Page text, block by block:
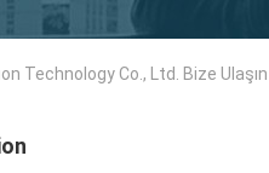
Technology Co., Ltd. Bize Ulaşın